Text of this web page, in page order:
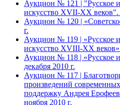
Аукцион № 121 | "Русское и
искусство XVII-XX веков".
Аукцион № 120 |
г.
Аукцион № 119 | «Русское
искусство XVIII-ХХ веков»
Аукцион № 118 | «Русское
декабря 2010 г.
Аукцион № 117 |
произведений
поддержку Андрея
ноября 2010 г.